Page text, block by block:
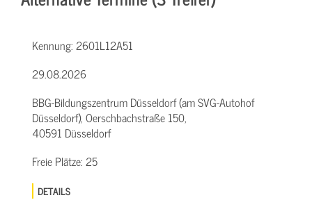
Kennung:2601L12A51
29.08.2026
BBG-Bildungszentrum Düsseldorf (am SVG-Autohof
Düsseldorf), Oerschbachstraße 150,
40591 Düsseldorf
Freie Plätze:25
DETAILS